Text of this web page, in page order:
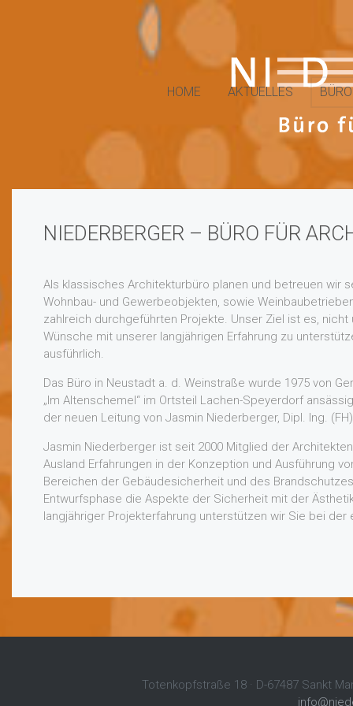
HOME AKTUELLES BÜRO
NIEDERBERGER – BÜRO FÜR
Als klassisches Architekturbüro planen und betreuen wir
Wohnbau- und Gewerbeobjekten, sowie
zahlreich durchgeführten Projekte. Unser Ziel ist es,
Wünsche mit unserer langjährigen Erfahrung zu
ausführlich.
Das Büro in Neustadt a. d. Weinstraße wurde 1975 von
„Im Altenschemel“ im Ortsteil Lachen-Speyerdorf
der neuen Leitung von Jasmin Niederberger, Dipl. Ing.
Jasmin Niederberger ist seit 2000 Mitglied der
Ausland Erfahrungen in der Konzeption und Ausführung
Bereichen der Gebäudesicherheit und des
Entwurfsphase die Aspekte der Sicherheit mit der
langjähriger Projekterfahrung unterstützen wir Sie bei
Totenkopfstraße 18 · D-67487 Sankt